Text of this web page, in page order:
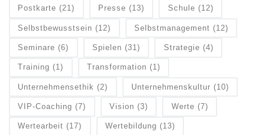
Postkarte (21) Presse (13) Schule (12)
Selbstbewusstsein (12) Selbstmanagement (12)
Seminare (6) Spielen (31) Strategie (4)
Training (1) Transformation (1)
Unternehmensethik (2) Unternehmenskultur (10)
VIP-Coaching (7) Vision (3) Werte (7)
Wertearbeit (17) Wertebildung (13)